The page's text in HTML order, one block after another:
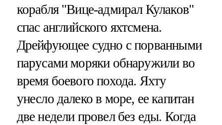
корабля "Вице-адмирал Кулаков"
спас английского яхтсмена.
Дрейфующее судно с порванными
парусами моряки обнаружили во
время боевого похода. Яхту
унесло далеко в море, ее капитан
две недели провел без еды. Когда